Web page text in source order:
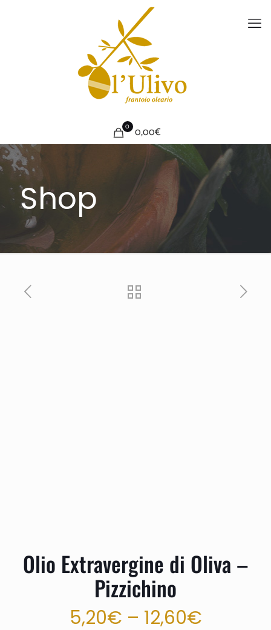
0 0,00€
Shop
Olio Extravergine di Oliva –
Pizzichino
5,20€ – 12,60€